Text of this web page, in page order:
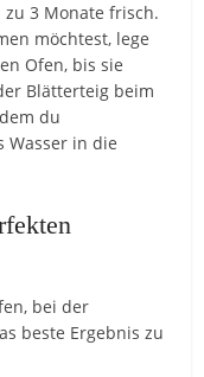
3 Monate frisch.
möchtest, lege
Ofen, bis sie
Blätterteig beim
du
Wasser in die
bei der
beste Ergebnis zu